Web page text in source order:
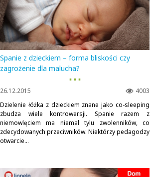
Spanie z dzieckiem – forma bliskości czy
zagrożenie dla malucha?
▪ ▪ ▪
4003
26.12.2015
Dzielenie łóżka z dzieckiem znane jako co-sleeping
zbudza wiele kontrowersji. Spanie razem z
niemowlęciem ma niemal tylu zwolenników, co
zdecydowanych przeciwników. Niektórzy pedagodzy
otwarcie...